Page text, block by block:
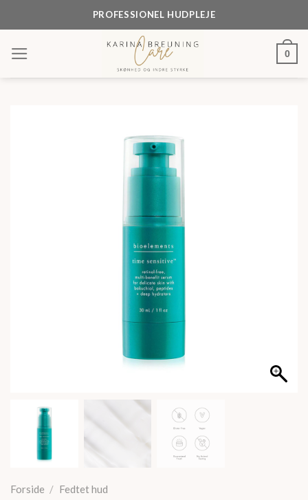
to
content
PROFESSIONEL HUDPLEJE
0
Forside / Fedtet hud